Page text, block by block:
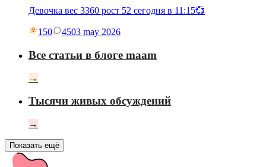
Девочка вес 3360 рост 52 сегодня в 11:15💞
150 4503 may 2026
Все статьи в блоге maam
→
Тысячи живых обсуждений
→
Показать ещё